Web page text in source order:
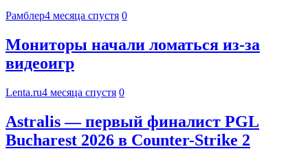
Рамблер4 месяца спустя 0
Мониторы начали ломаться из-за
видеоигр
Lenta.ru4 месяца спустя 0
Astralis — первый финалист PGL
Bucharest 2026 в Counter-Strike 2